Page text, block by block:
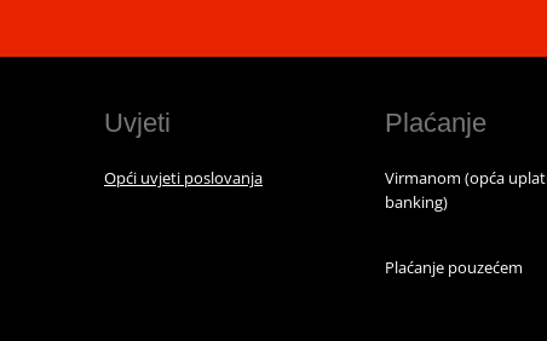
Uvjeti
Opći uvjeti poslovanja
Plaćanje
Virmanom (opća
banking)
Plaćanje pouzećem